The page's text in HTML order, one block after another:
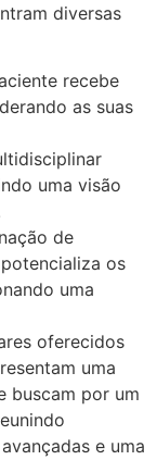
diversas
recebe
as suas
uma visão
de
os
uma
oferecidos
uma
buscam por um
e uma